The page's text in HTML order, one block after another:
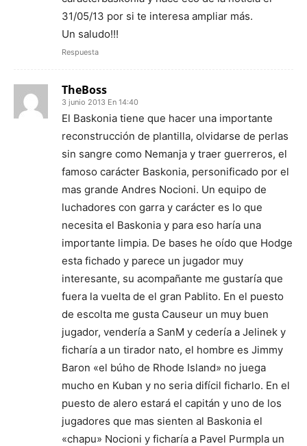
31/05/13 por si te interesa ampliar más.
Un saludo!!!
Respuesta
TheBoss
3 junio 2013 En 14:40
El Baskonia tiene que hacer una importante
reconstrucción de plantilla, olvidarse de perlas
sin sangre como Nemanja y traer guerreros, el
famoso carácter Baskonia, personificado por el
mas grande Andres Nocioni. Un equipo de
luchadores con garra y carácter es lo que
necesita el Baskonia y para eso haría una
importante limpia. De bases he oído que Hodge
esta fichado y parece un jugador muy
interesante, su acompañante me gustaría que
fuera la vuelta de el gran Pablito. En el puesto
de escolta me gusta Causeur un muy buen
jugador, vendería a SanM y cedería a Jelinek y
ficharía a un tirador nato, el hombre es Jimmy
Baron «el búho de Rhode Island» no juega
mucho en Kuban y no seria difícil ficharlo. En el
puesto de alero estará el capitán y uno de los
jugadores que mas sienten al Baskonia el
«chapu» Nocioni y ficharía a Pavel Purmpla un